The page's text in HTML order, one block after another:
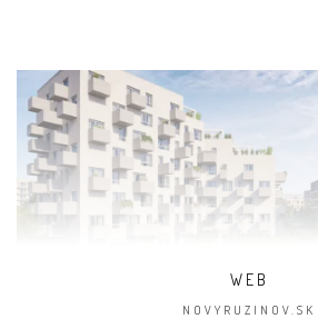
WEB
NOVYRUZINOV.SK